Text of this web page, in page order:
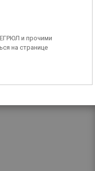
и прочими
на странице